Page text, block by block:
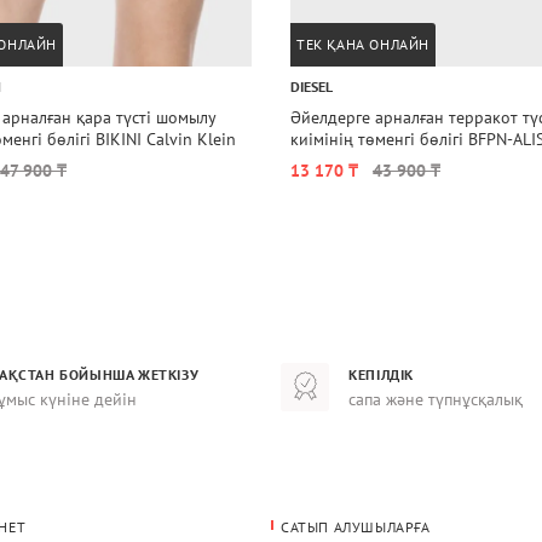
түсті шомылу
бөлігі BIKINI Calvin Klein
47 900 ₸
ТЕК ҚАНА ОНЛАЙН
DIESEL
Әйелдерге арналған терракот түсті шомылу
киімінің төменгі бөлігі BFPN-
13 170 ₸
43 900 ₸
БОЙЫНША ЖЕТКІЗУ
күніне дейін
КЕПІЛДІК
сапа және түпнұсқалық
САТЫП АЛУШЫЛАРҒА